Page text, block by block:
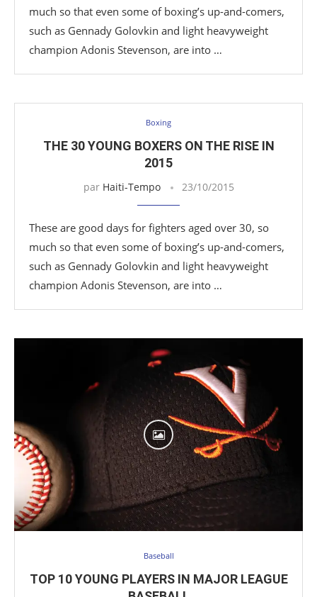
much so that even some of boxing’s up-and-comers,
such as Gennady Golovkin and light heavyweight
champion Adonis Stevenson, are into …
Boxing
THE 30 YOUNG BOXERS ON THE RISE IN
2015
par Haiti-Tempo 23/10/2015
These are good days for fighters aged over 30, so
much so that even some of boxing’s up-and-comers,
such as Gennady Golovkin and light heavyweight
champion Adonis Stevenson, are into …
Baseball
TOP 10 YOUNG PLAYERS IN MAJOR LEAGUE